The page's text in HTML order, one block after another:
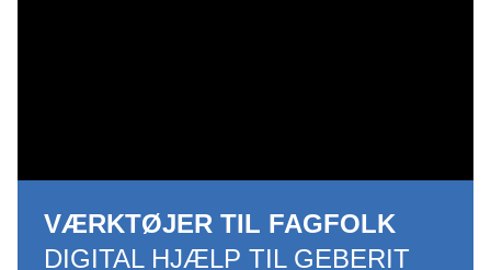
VÆRKTØJER TIL FAGFOLK
DIGITAL HJÆLP TIL GEBERIT